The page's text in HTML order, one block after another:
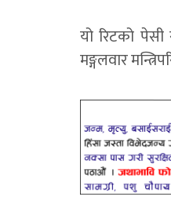
यो रिटको
मङ्गलवार